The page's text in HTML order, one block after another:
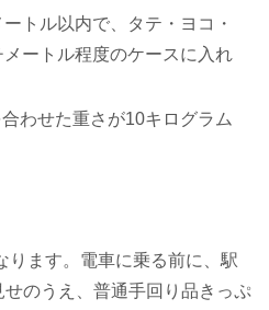
トル以内で、タテ・ヨコ・
ートル程度のケースに入れ
わせた重さが10キログラム
ります。電車に乗る前に、駅
のうえ、普通手回り品きっぷ